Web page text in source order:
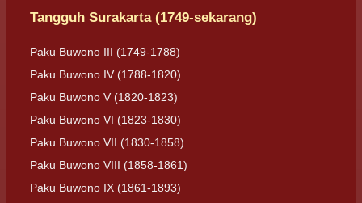
Tangguh Surakarta (1749-sekarang)
Paku Buwono III (1749-1788)
Paku Buwono IV (1788-1820)
Paku Buwono V (1820-1823)
Paku Buwono VI (1823-1830)
Paku Buwono VII (1830-1858)
Paku Buwono VIII (1858-1861)
Paku Buwono IX (1861-1893)